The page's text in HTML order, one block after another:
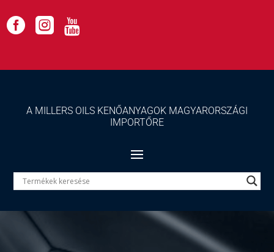
  
A MILLERS OILS KENŐANYAGOK MAGYARORSZÁGI
IMPORTŐRE